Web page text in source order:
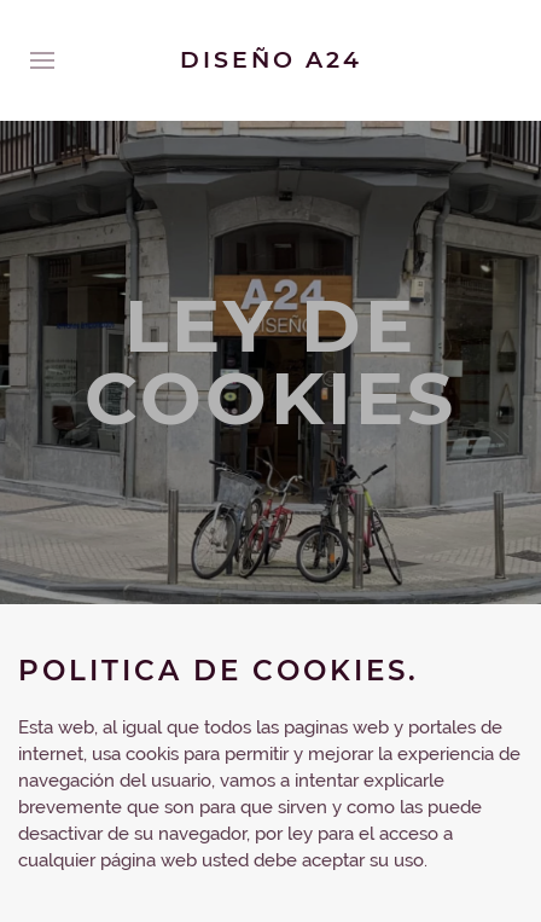
DISEÑO A24
LEY DE
COOKIES
POLITICA DE COOKIES.
Esta web, al igual que todos las paginas web y portales de
internet, usa cookis para permitir y mejorar la experiencia de
navegación del usuario, vamos a intentar explicarle
brevemente que son para que sirven y como las puede
desactivar de su navegador, por ley para el acceso a
cualquier página web usted debe aceptar su uso.